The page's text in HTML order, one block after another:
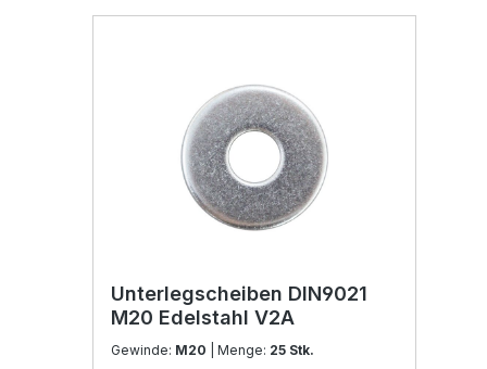
Unterlegscheiben DIN9021
M20 Edelstahl V2A
Gewinde: M20 | Menge: 25 Stk.